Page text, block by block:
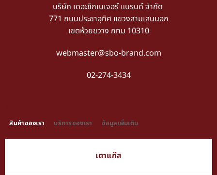
บริษัท เดอะซิกเนเจอร์ แบรนด์ จำกัด
771 ถนนประชาอุทิศ แขวงสามเสนนอก
เขตห้วยขวาง กทม 10310
webmaster@sbo-brand.com
02-274-3434
สินค้าของเรา บริการของเรา ข้อมูลเพิ่มเติม
เตาแก๊ส